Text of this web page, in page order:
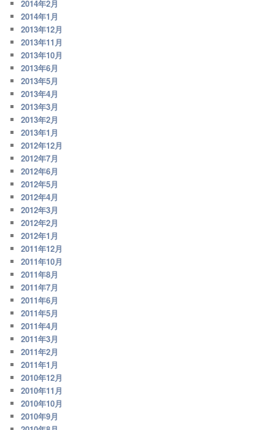
2014年2月
2014年1月
2013年12月
2013年11月
2013年10月
2013年6月
2013年5月
2013年4月
2013年3月
2013年2月
2013年1月
2012年12月
2012年7月
2012年6月
2012年5月
2012年4月
2012年3月
2012年2月
2012年1月
2011年12月
2011年10月
2011年8月
2011年7月
2011年6月
2011年5月
2011年4月
2011年3月
2011年2月
2011年1月
2010年12月
2010年11月
2010年10月
2010年9月